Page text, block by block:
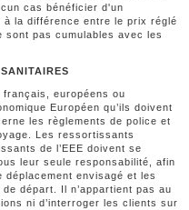
cas bénéficier d'un
la différence entre le prix réglé
pas cumulables avec les
européens ou
Européen qu’ils doivent
les règlements de police et
Les ressortissants
de l’EEE doivent se
leur seule responsabilité, afin
envisagé et les
départ. Il n’appartient pas au
ni d’interroger les clients sur